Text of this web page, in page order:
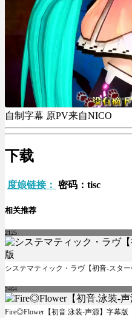
自制字幕 原PV来自NICO
下载
度娘链接： 密码：tisc
相关推荐
2125
システマティック・ラヴ【初音-スタ
2464
Fire◎Flower【初音.泳装-声源】字幕版